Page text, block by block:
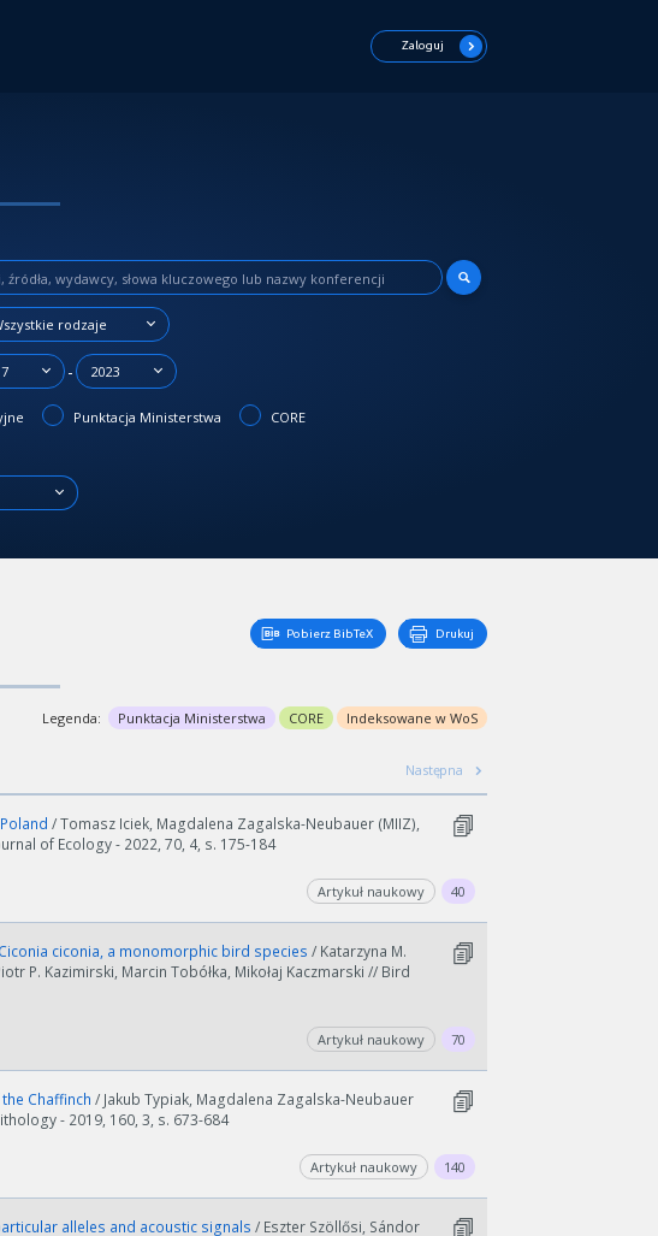
Zaloguj
rodzaje
- 2023
Punktacja Ministerstwa CORE
Pobierz BibTeX Drukuj
Legenda: Punktacja Ministerstwa CORE Indeksowane w WoS
Następna
/ Tomasz Iciek, Magdalena Zagalska-Neubauer (MIIZ),
of Ecology - 2022, 70, 4, s. 175-184
Artykuł naukowy 40
ciconia, a monomorphic bird species / Katarzyna M.
P. Kazimirski, Marcin Tobółka, Mikołaj Kaczmarski // Bird
Artykuł naukowy 70
Chaffinch / Jakub Typiak, Magdalena Zagalska-Neubauer
- 2019, 160, 3, s. 673-684
Artykuł naukowy 140
alleles and acoustic signals / Eszter Szöllősi, Sándor